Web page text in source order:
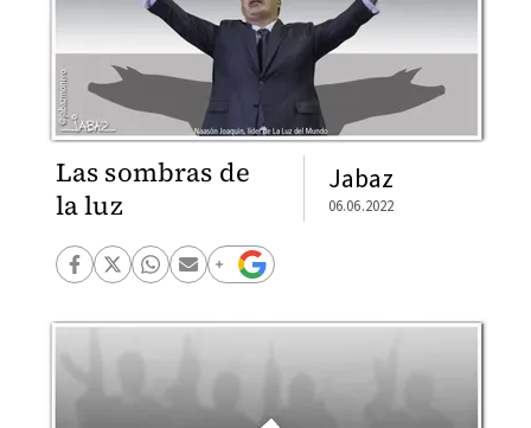
Las sombras de
la luz
Jabaz
06.06.2022